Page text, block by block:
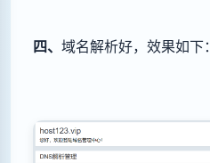
四、 域名解析好，效果如下：